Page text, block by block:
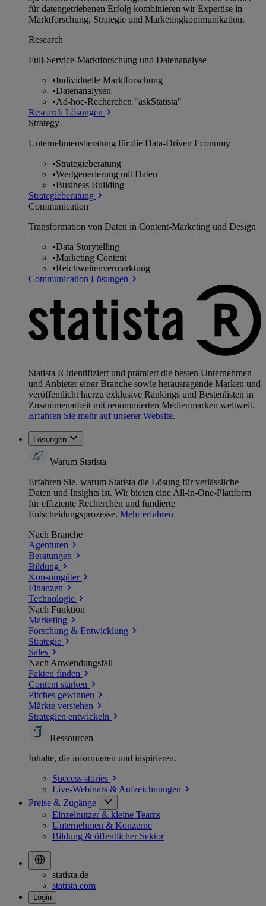
für datengetriebenen Erfolg kombinieren wir Expertise in
Marktforschung, Strategie und Marketingkommunikation.
Research
Full-Service-Marktforschung und Datenanalyse
•Individuelle Marktforschung
•Datenanalysen
•Ad-hoc-Recherchen "askStatista"
Research Lösungen
Strategy
Unternehmens­beratung für die Data-Driven Economy
•Strategieberatung
•Wertgenerierung mit Daten
•Business Building
Strategieberatung
Communication
Transformation von Daten in Content-Marketing und Design
•Data Storytelling
•Marketing Content
•Reichweitenvermarktung
Communication Lösungen
Statista R identifiziert und prämiert die besten Unternehmen
und Anbieter einer Branche sowie herausragende Marken und
veröffentlicht hierzu exklusive Rankings und Bestenlisten in
Zusammenarbeit mit renommierten Medienmarken weltweit.
Erfahren Sie mehr auf unserer Website.
Lösungen
Warum Statista
Erfahren Sie, warum Statista die Lösung für verlässliche
Daten und Insights ist. Wir bieten eine All-in-One-Plattform
für effiziente Recherchen und fundierte
Entscheidungsprozesse. Mehr erfahren
Nach Branche
Agenturen
Beratungen
Bildung
Konsumgüter
Finanzen
Technologie
Nach Funktion
Marketing
Forschung & Entwicklung
Strategie
Sales
Nach Anwendungsfall
Fakten finden
Content stärken
Pitches gewinnen
Märkte verstehen
Strategien entwickeln
Ressourcen
Inhalte, die informieren und inspirieren.
Success stories
Live-Webinars & Aufzeichnungen
Preise & Zugänge
Einzelnutzer & kleine Teams
Unternehmen & Konzerne
Bildung & öffentlicher Sektor
statista.de
statista.com